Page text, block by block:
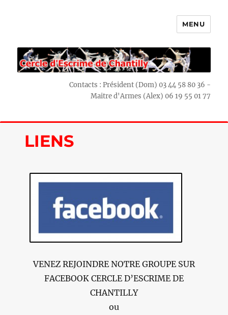
MENU
Contacts : Président (Dom) 03 44 58 80 36 -
Maitre d'Armes (Alex) 06 19 55 01 77
LIENS
VENEZ REJOINDRE NOTRE GROUPE SUR
FACEBOOK CERCLE D’ESCRIME DE
CHANTILLY
ou